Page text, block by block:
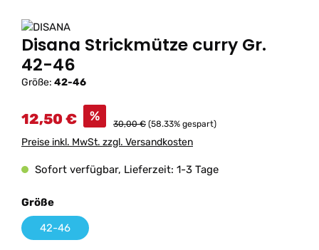
Disana Strickmütze curry Gr.
42-46
Größe: 42-46
12,50 € % 30,00 € (58.33% gespart)
Preise inkl. MwSt. zzgl. Versandkosten
Sofort verfügbar, Lieferzeit: 1-3 Tage
Größeauswählen
42-46